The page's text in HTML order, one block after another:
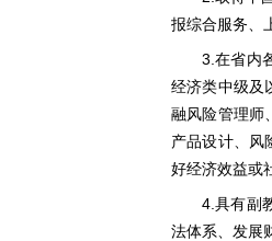
报综合服务、
3.在省内
经济类中级及
融风险管理师
产品设计、风
好经济效益或
4.具有副
法体系、发展